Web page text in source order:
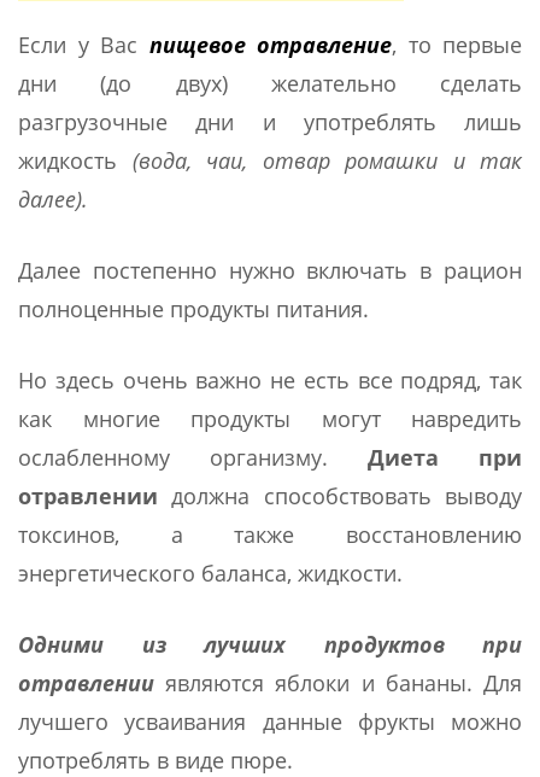
Если у Вас пищевое отравление, то первые
дни (до двух) желательно сделать
разгрузочные дни и употреблять лишь
жидкость (вода, чаи, отвар ромашки и так
далее).
Далее постепенно нужно включать в рацион
полноценные продукты питания.
Но здесь очень важно не есть все подряд, так
как многие продукты могут навредить
ослабленному организму. Диета при
отравлениидолжна способствовать выводу
токсинов, а также восстановлению
энергетического баланса, жидкости.
Одними из лучших продуктов при
отравленииявляются яблоки и бананы. Для
лучшего усваивания данные фрукты можно
употреблять в виде пюре.